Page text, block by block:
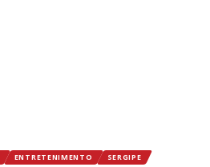
ENTRETENIMENTO SERGIPE